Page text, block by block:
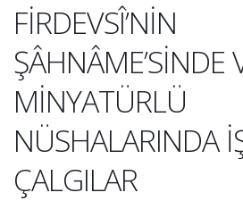
FİRDEVSÎ’NİN
ŞÂHNÂME’SİNDE
MİNYATÜRLÜ
NÜSHALARINDA
ÇALGILAR